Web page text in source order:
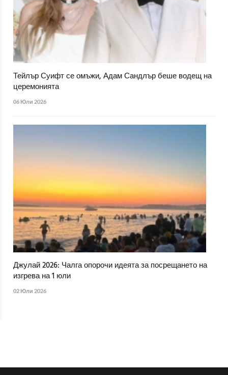
Тейлър Суифт се омъжи, Адам Сандлър беше водещ на
церемонията
06 Юли 2026
Джулай 2026: Чалга опорочи идеята за посрещането на
изгрева на 1 юли
02 Юли 2026